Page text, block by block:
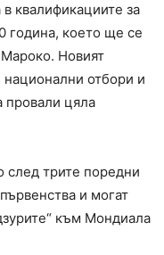
квалификациите за
година, което ще се
Новият
отбори и
провали цяла
след трите поредни
и могат
към Мондиала